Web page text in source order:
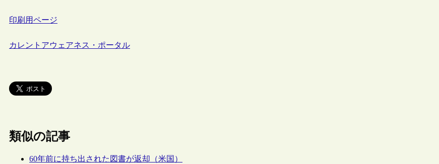
印刷用ページ
カレントアウェアネス・ポータル
類似の記事
60年前に持ち出された図書が返却（米国）